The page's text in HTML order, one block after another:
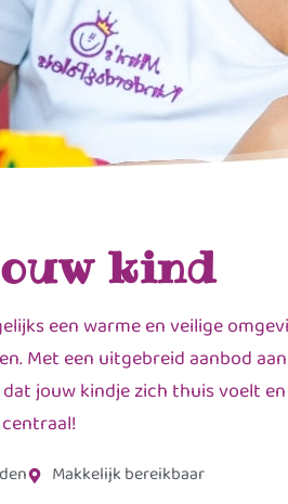
kind
een warme en veilige
Met een uitgebreid aanbod
jouw kindje zich thuis voelt
Makkelijk bereikbaar